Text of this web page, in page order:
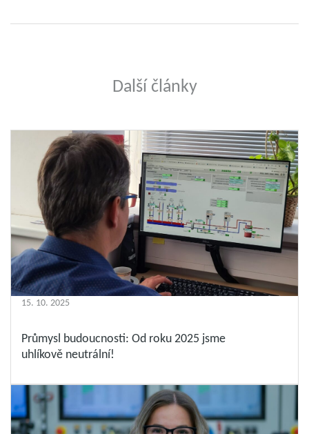
Další články
15. 10. 2025
Průmysl budoucnosti: Od roku 2025 jsme
uhlíkově neutrální!